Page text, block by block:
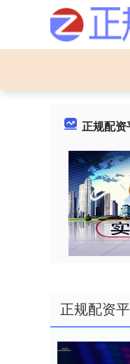
正规配
正规配资